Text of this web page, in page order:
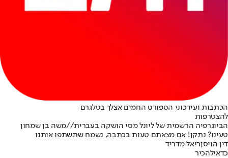
הכתבות ועידכוני הספורט החמים אצלך בטלגרם
להצטרפות
הביוגרפיה הרשמית של ליונל מסי הושקה בעברית//משה בן שמחון
טעינו? נתקן! אם מצאתם טעות בכתבה, נשמח שתשתפו אותנו
דין הויסןריאל מדריד
כדאילהכיר